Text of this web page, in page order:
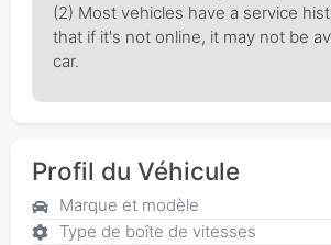
(2) Most vehicles have a service
that if it's not online, it may not be
car.
Profil du Véhicule
Marque et modèle
Type de boîte de vitesses